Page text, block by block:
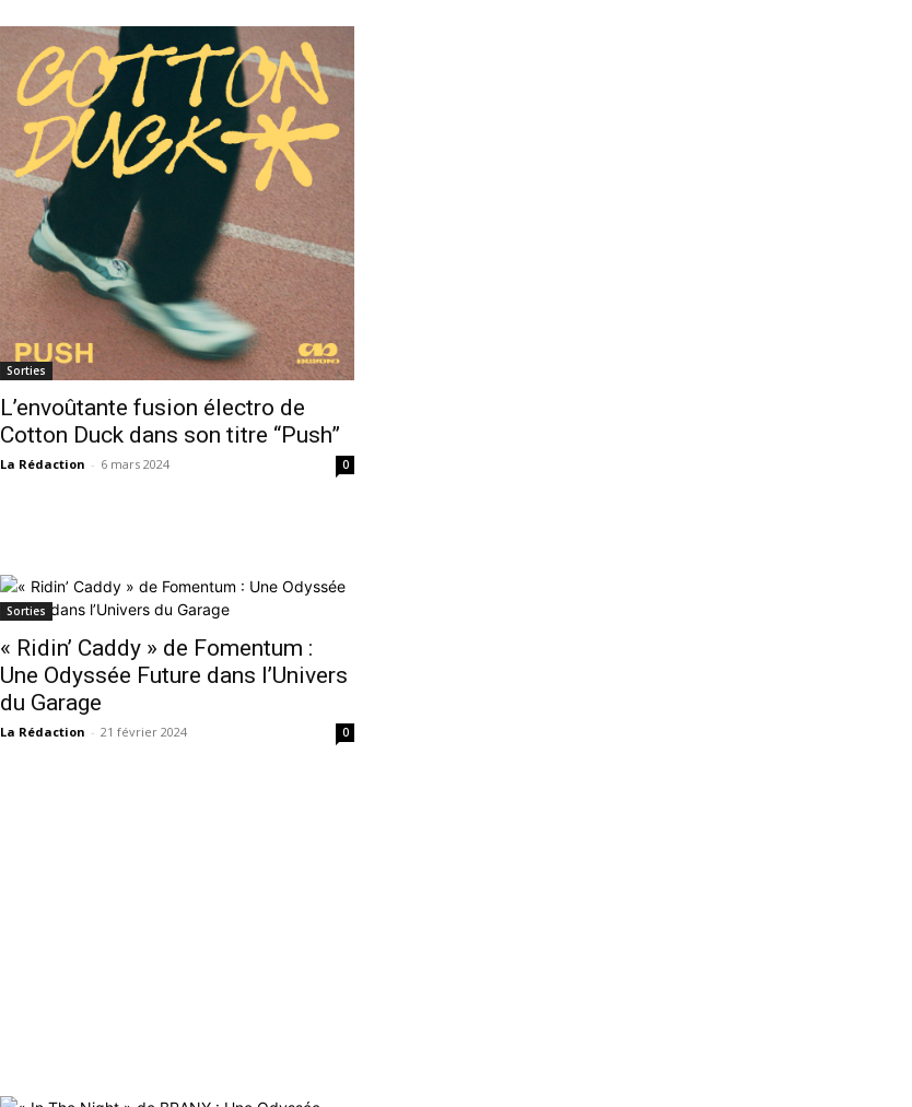
Sorties
L’envoûtante fusion électro de
Cotton Duck dans son titre “Push”
La Rédaction - 6 mars 2024 0
Sorties
« Ridin’ Caddy » de Fomentum :
Une Odyssée Future dans l’Univers
du Garage
La Rédaction - 21 février 2024 0